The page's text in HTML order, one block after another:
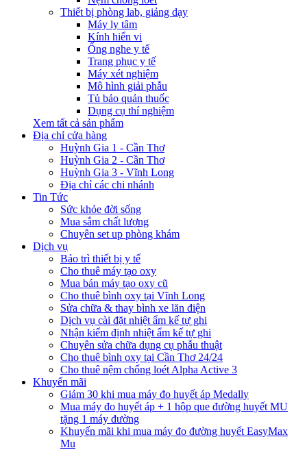
Thiết bị phòng lab, giảng dạy
Máy ly tâm
Kính hiển vi
Ống nghe y tế
Trang phục y tế
Máy xét nghiệm
Mô hình giải phẫu
Tủ bảo quản thuốc
Dụng cụ thí nghiệm
Xem tất cả sản phẩm
Địa chỉ cửa hàng
Huỳnh Gia 1 - Cần Thơ
Huỳnh Gia 2 - Cần Thơ
Huỳnh Gia 3 - Vĩnh Long
Địa chỉ các chi nhánh
Tin Tức
Sức khỏe đời sống
Mua sắm chất lượng
Chuyên set up phòng khám
Dịch vụ
Bảo trì thiết bị y tế
Cho thuê máy tạo oxy
Mua bán máy tạo oxy cũ
Cho thuê bình oxy tại Vĩnh Long
Sửa chữa & thay bình xe lăn điện
Dịch vụ cài đặt nhiệt ẩm kế tự ghi
Nhận kiểm định nhiệt ẩm kế tự ghi
Chuyên sửa chữa dụng cụ phẫu thuật
Cho thuê bình oxy tại Cần Thơ 24/24
Cho thuê nệm chống loét Alpha Active 3
Khuyến mãi
Giảm 30 khi mua máy đo huyết áp Medally
Mua máy đo huyết áp + 1 hộp que đường huyết MU
tặng 1 máy đường
Khuyến mãi khi mua máy đo đường huyết EasyMax
Mu